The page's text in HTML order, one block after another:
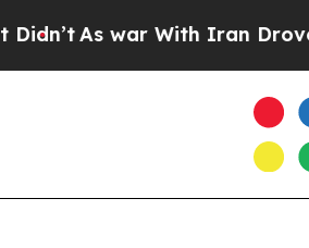
war With Iran Drove oil